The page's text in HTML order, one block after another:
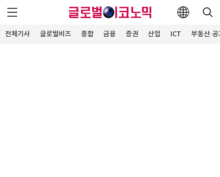
전체기사 글로벌비즈 종합 금융 증권 산업 ICT 부동산·